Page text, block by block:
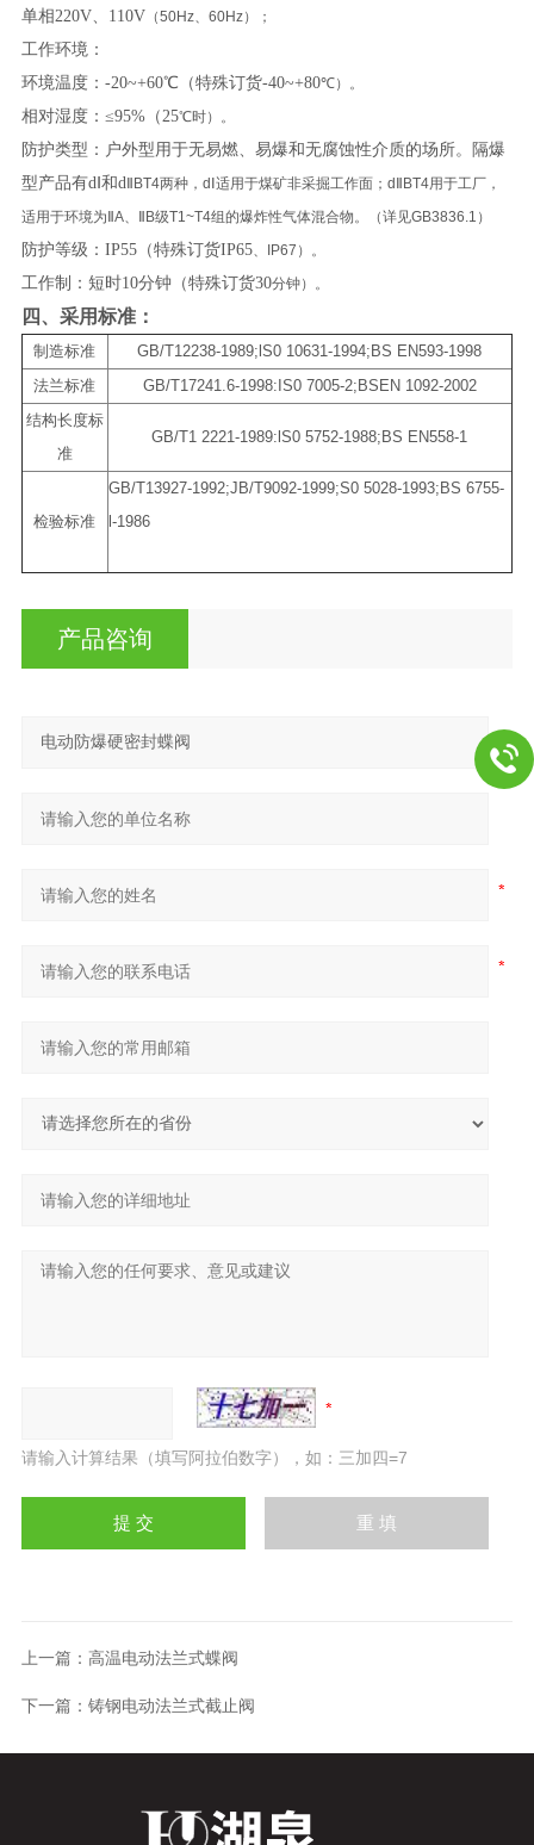
单相220V、110V（50Hz、60Hz）；
工作环境：
环境温度：-20~+60℃（特殊订货-40~+80℃）。
相对湿度：≤95%（25℃时）。
防护类型：户外型用于无易燃、易爆和无腐蚀性介质的场所。隔爆
型产品有dⅠ和dⅡBT4两种，dⅠ适用于煤矿非采掘工作面；dⅡBT4用于工厂，
适用于环境为ⅡA、ⅡB级T1~T4组的爆炸性气体混合物。（详见GB3836.1）
防护等级：IP55（特殊订货IP65、IP67）。
工作制：短时10分钟（特殊订货30分钟）。
四、采用标准：
制造标准
GB/T12238-1989;lS0 10631-1994;BS EN593-1998
法兰标准
GB/T17241.6-1998:IS0 7005-2;BSEN 1092-2002
结构长度标
准
GB/T1 2221-1989:lS0 5752-1988;BS EN558-1
检验标准
GB/T13927-1992;JB/T9092-1999;S0 5028-1993;BS 6755-
l-1986
产品咨询
请输入计算结果（填写阿拉伯数字），如：三加四=7
上一篇： 高温电动法兰式蝶阀
下一篇： 铸钢电动法兰式截止阀